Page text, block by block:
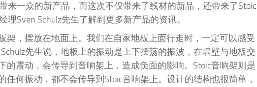
来一众的新产品，而这次不仅带来了线材的新品，还带来了Stoic
Sven Schulz先生了解到更多新产品的资讯。
架，摆放在地面上。我们在自家地板上面行走时，一定可以感受
先生说，地板上的振动是上下摆荡的振波，在墙壁与地板交
震动，会传导到音响架上，造成负面的影响。Stoic音响架则是
何振动，都不会传导到Stoic音响架上。设计的结构也很简单，